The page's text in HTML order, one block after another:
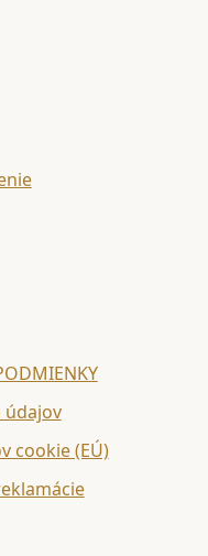
údajov
cookie (EÚ)